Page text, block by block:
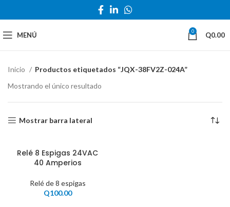
MENÚ 0 Q0.00
Inicio
Productos etiquetados “JQX-38FV2Z-024A”
Mostrando el único resultado
Mostrar barra lateral
Relé 8 Espigas 24VAC
40 Amperios
Relé de 8 espigas
Q100.00